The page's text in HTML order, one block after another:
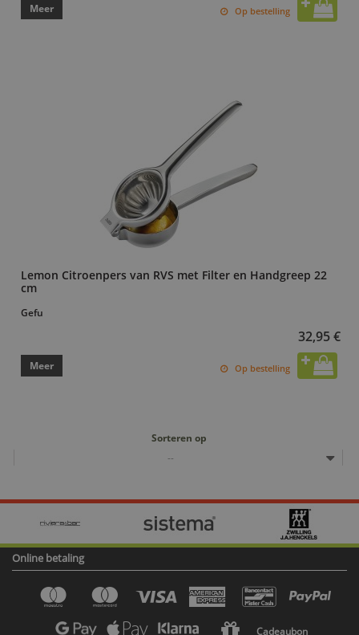
Meer Op bestelling
Lemon Citroenpers van RVS met Filter en Handgreep 22
cm
Gefu
32,95 €
Meer Op bestelling
Sorteren op
--
Online betaling
Cadeaubon